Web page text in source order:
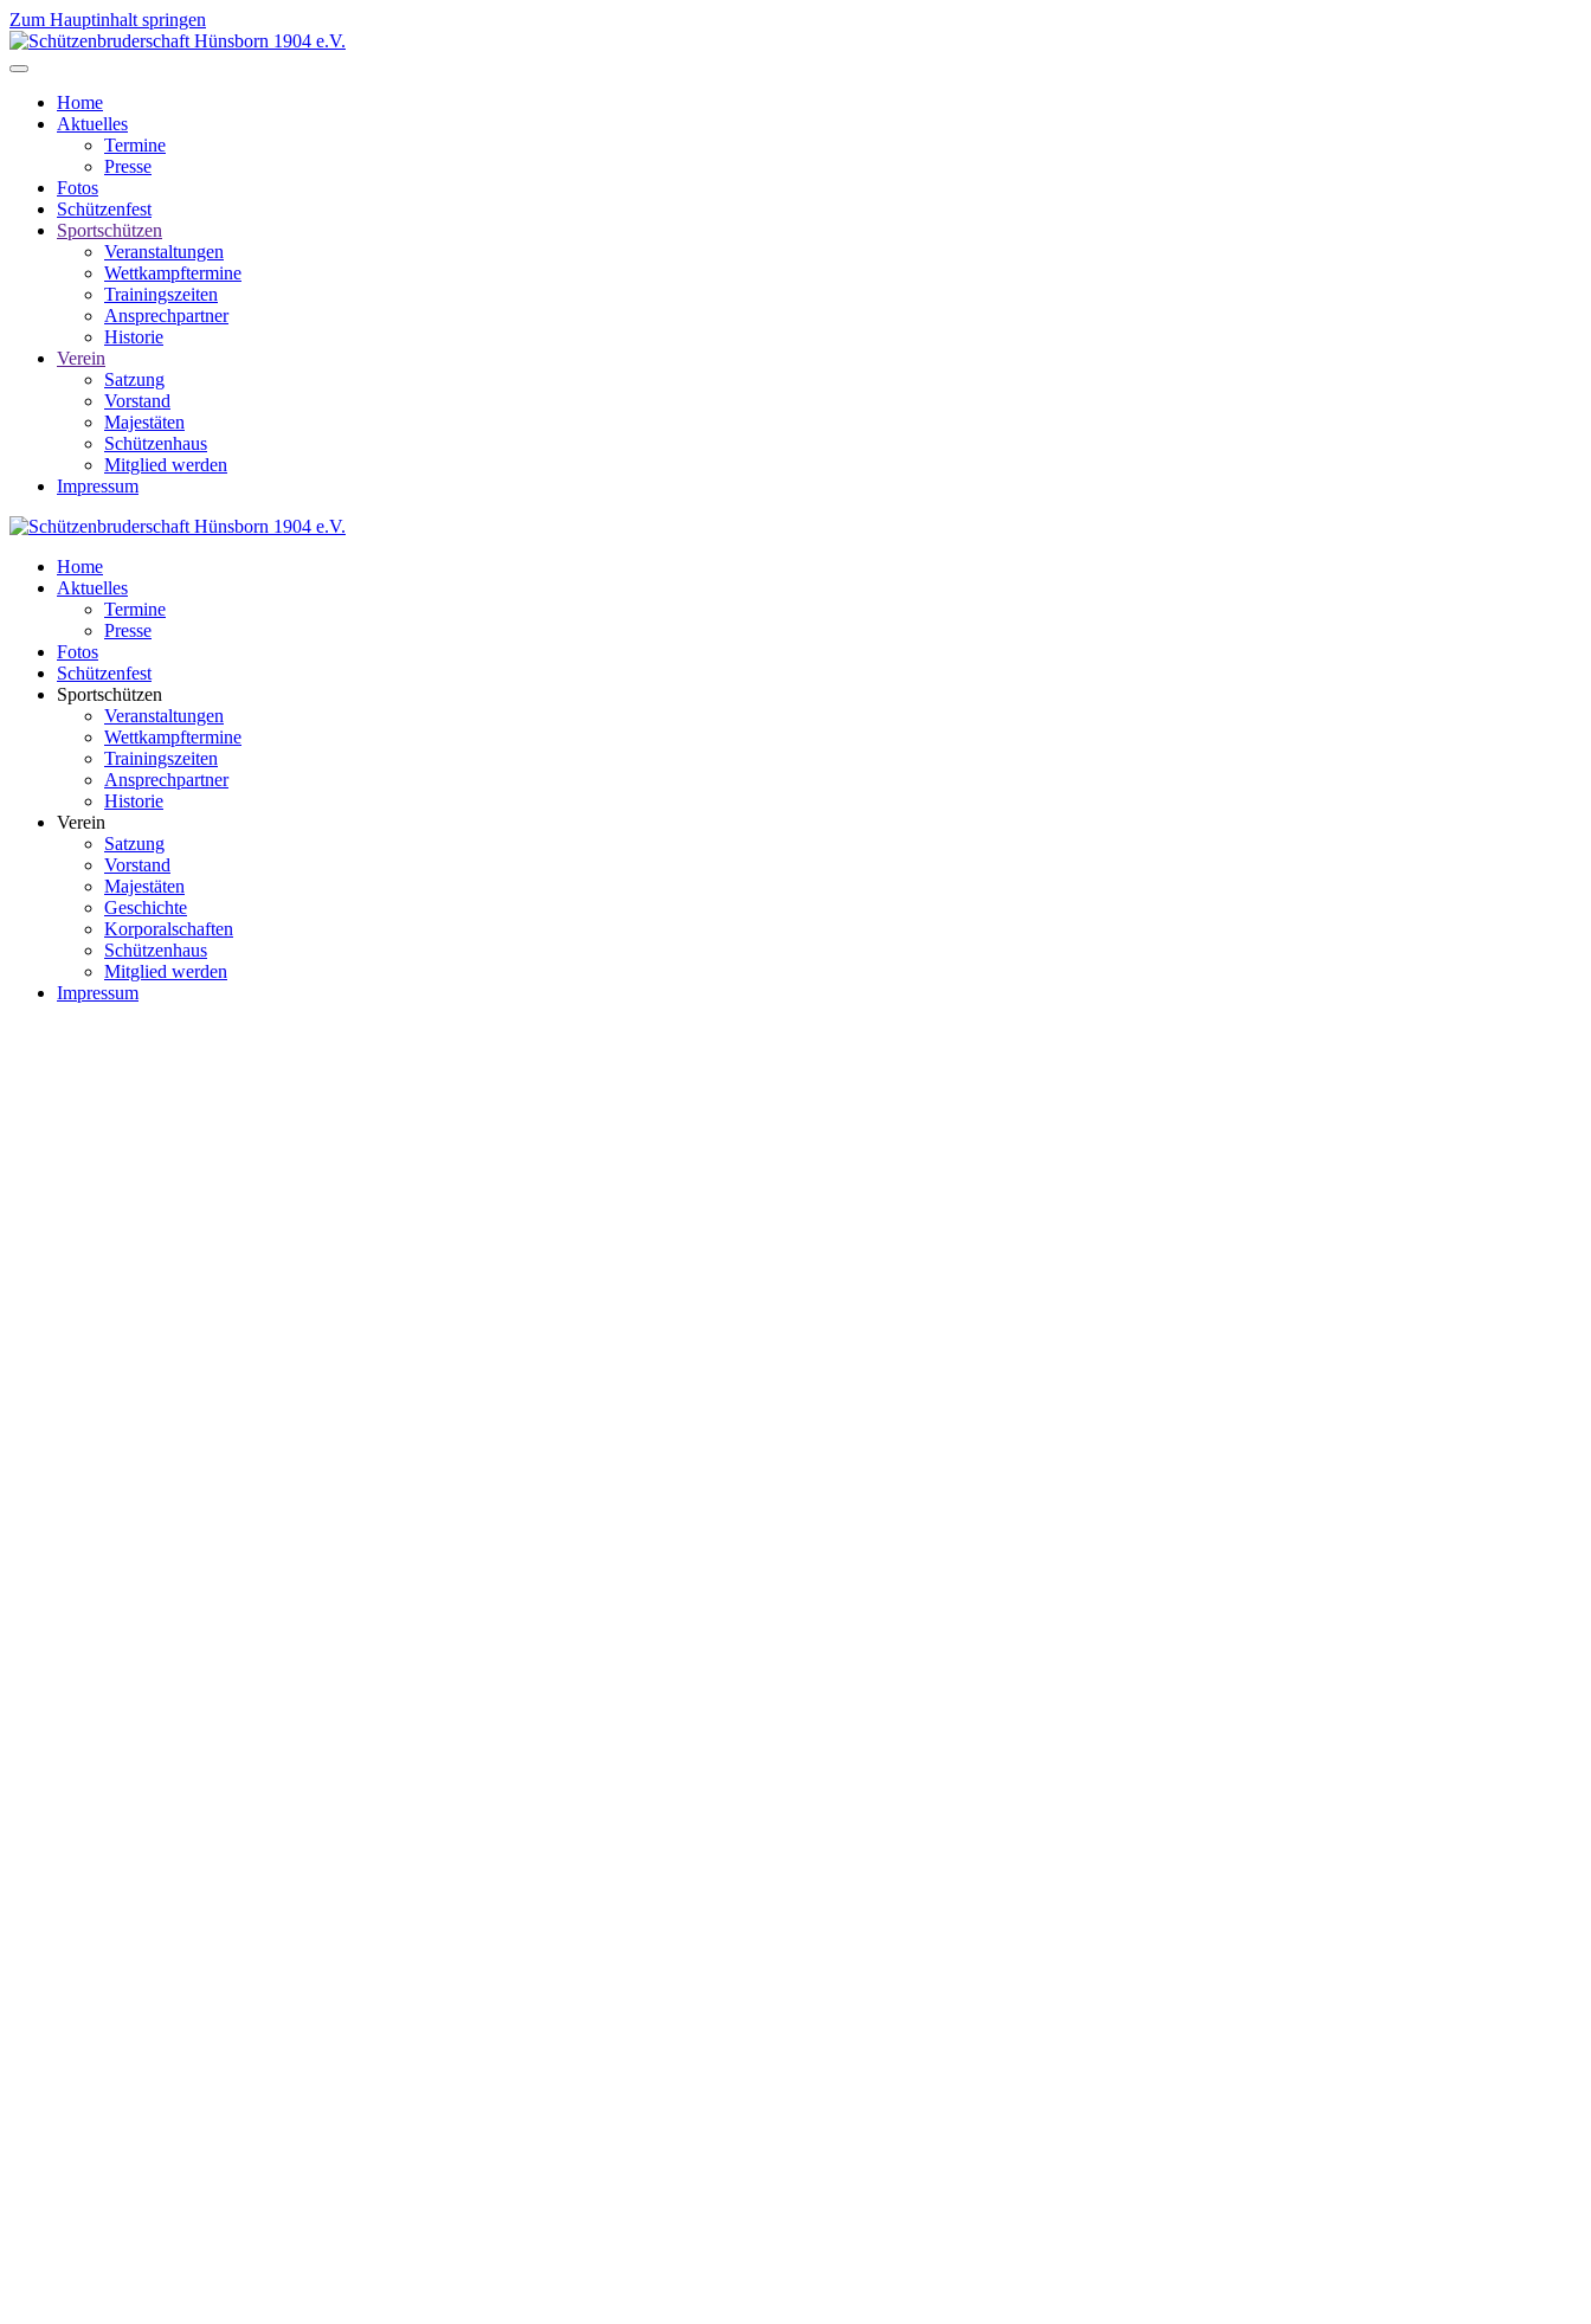
Zum Hauptinhalt springen
Home
Aktuelles
Termine
Presse
Fotos
Schützenfest
Sportschützen
Veranstaltungen
Wettkampftermine
Trainingszeiten
Ansprechpartner
Historie
Verein
Satzung
Vorstand
Majestäten
Schützenhaus
Mitglied werden
Impressum
Home
Aktuelles
Termine
Presse
Fotos
Schützenfest
Sportschützen
Veranstaltungen
Wettkampftermine
Trainingszeiten
Ansprechpartner
Historie
Verein
Satzung
Vorstand
Majestäten
Geschichte
Korporalschaften
Schützenhaus
Mitglied werden
Impressum